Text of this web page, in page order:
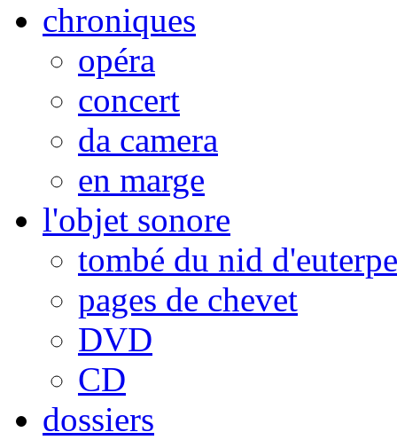
chroniques
opéra
concert
da camera
en marge
l'objet sonore
tombé du nid d'euterpe
pages de chevet
DVD
CD
dossiers